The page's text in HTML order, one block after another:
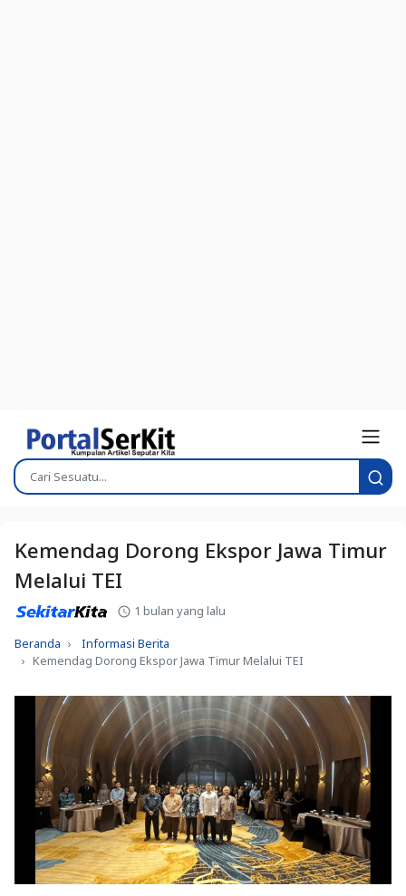
Kemendag Dorong Ekspor Jawa Timur
Melalui TEI
1 bulan yang lalu
Beranda
Informasi Berita
Kemendag Dorong Ekspor Jawa Timur Melalui TEI